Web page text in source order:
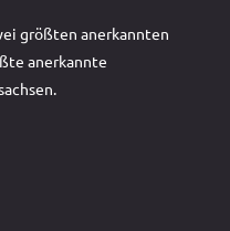
größten anerkannten
anerkannte